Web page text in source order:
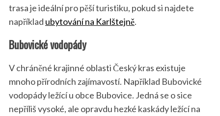
trasa je ideální pro pěší turistiku, pokud si najdete
například ubytování na Karlštejně.
Bubovické vodopády
V chráněné krajinné oblasti Český kras existuje
mnoho přírodních zajímavostí. Například Bubovické
vodopády ležící u obce Bubovice. Jedná se o sice
nepříliš vysoké, ale opravdu hezké kaskády ležící na